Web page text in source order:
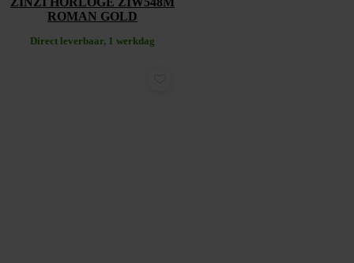
ROMAN GOLD
Direct leverbaar, 1 werkdag